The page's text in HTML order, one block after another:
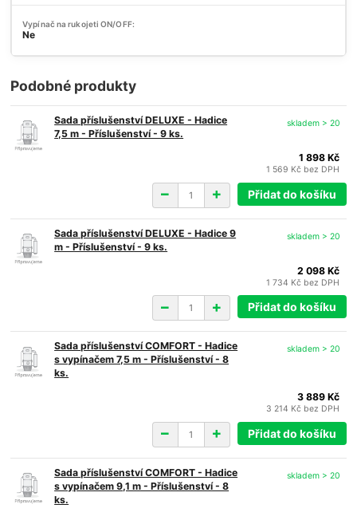
Vypínač na rukojeti ON/OFF:
Ne
Podobné produkty
Sada příslušenství DELUXE - Hadice
7,5 m - Příslušenství - 9 ks.
1 898 Kč
1 569 Kč bez DPH
skladem > 20
Přidat do košíku
Sada příslušenství DELUXE - Hadice 9
m - Příslušenství - 9 ks.
2 098 Kč
1 734 Kč bez DPH
skladem > 20
Přidat do košíku
Sada příslušenství COMFORT - Hadice
s vypínačem 7,5 m - Příslušenství - 8
ks.
3 889 Kč
3 214 Kč bez DPH
skladem > 20
Přidat do košíku
Sada příslušenství COMFORT - Hadice
s vypínačem 9,1 m - Příslušenství - 8
ks.
skladem > 20